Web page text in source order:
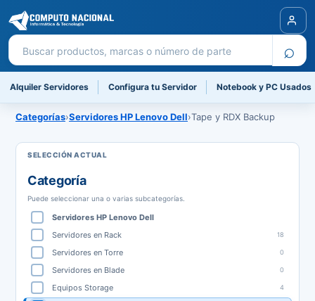
Buscar productos ⌕
Alquiler Servidores Configura tu Servidor Notebook y PC Usados
Categorías›Servidores HP Lenovo Dell›Tape y RDX Backup
Categoría
Puede seleccionar una o varias subcategorías.
Servidores HP Lenovo Dell
Servidores en Rack
18
Servidores en Torre 0
Servidores en Blade 0
Equipos Storage 4